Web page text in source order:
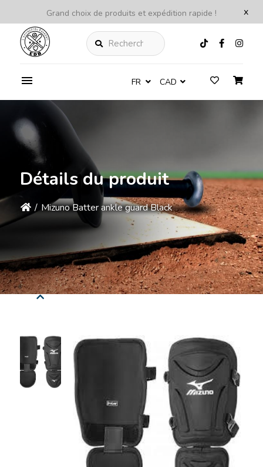
x
Grand choix de produits et expédition rapide !
Rechercher
FR CAD
Détails du produit
/ Mizuno Batter ankle guard Black